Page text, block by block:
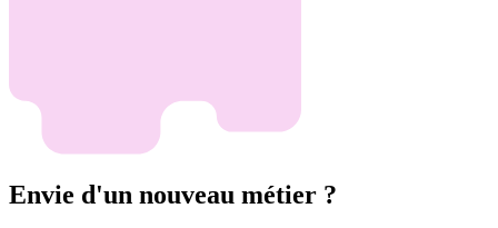
Envie d'un nouveau métier ?